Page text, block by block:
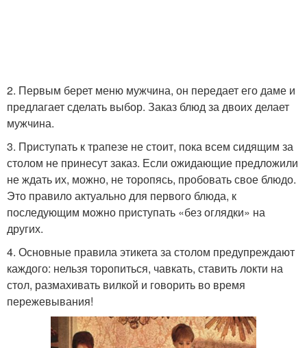
2. Первым берет меню мужчина, он передает его даме и
предлагает сделать выбор. Заказ блюд за двоих делает
мужчина.
3. Приступать к трапезе не стоит, пока всем сидящим за
столом не принесут заказ. Если ожидающие предложили
не ждать их, можно, не торопясь, пробовать свое блюдо.
Это правило актуально для первого блюда, к
последующим можно приступать «без оглядки» на
других.
4. Основные правила этикета за столом предупреждают
каждого: нельзя торопиться, чавкать, ставить локти на
стол, размахивать вилкой и говорить во время
пережевывания!